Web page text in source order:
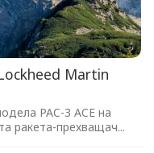
Martin
PAC-3 ACE на
ракета-прехващач...